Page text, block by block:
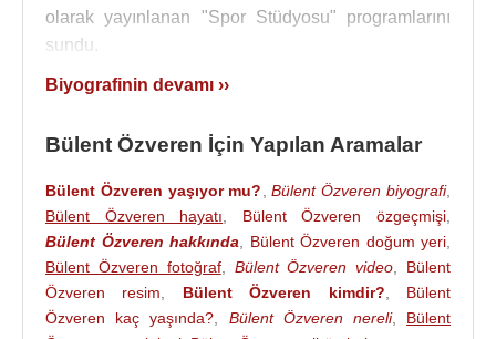
olarak yayınlanan "Spor Stüdyosu" programlarını
sundu.
1974yılında genel müdürlüğün çağrısı üzerine
başlatılan canlı sabah programlarını (Sabahtan
Ankara Televizyonu kadrolu yapımcı-sunucusu
olarak yüzlerce canlı yayında görev aldı. 1981
sonbaharında İstanbul Televizyonu kadrosuna geçti
ve bir yıl süre ile çalıştığı İstanbul'da yarışma
programları hazırladı ve sundu.
Biyografinin devamı ››
Bülent Özveren İçin Yapılan Aramalar
Bülent Özveren yaşıyor mu? ,Bülent Özveren biyografi,
Bülent Özveren hayatı
Bülent Özveren özgeçmişi
Bülent Özveren hakkında
Bülent Özveren doğum yeri
Bülent Özveren fotoğraf, Bülent Özveren video
Bülent
Özveren resim
Bülent Özveren kimdir?
Bülent
Özveren kaç yaşında?
Bülent Özveren nereli, Bülent